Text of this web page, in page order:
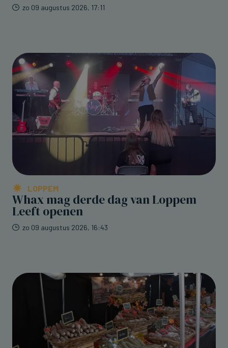
zo 09 augustus 2026, 17:11
LOPPEM
Whax mag derde dag van Loppem
Leeft openen
zo 09 augustus 2026, 16:43